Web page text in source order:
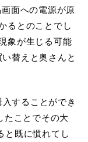
面への電源が原
るとのことでし
象が生じる可能
替えと奥さんと
することができ
たことでその大
と既に慣れてし